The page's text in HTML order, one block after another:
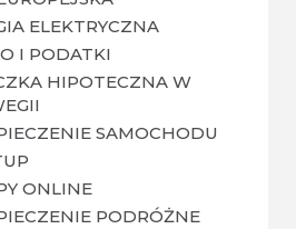
ELEKTRYCZNA
I PODATKI
HIPOTECZNA W
SAMOCHODU
ONLINE
PODRÓŻNE